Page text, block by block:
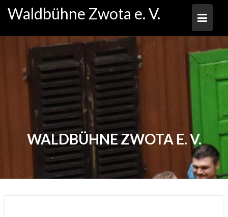
Waldbühne Zwota e. V.
WALDBÜHNE ZWOTA E. V.